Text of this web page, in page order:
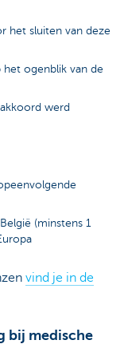
het sluiten van deze
het ogenblik van de
werd
(minstens 1
vind je in de
bij medische